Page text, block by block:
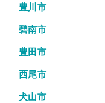
豊川市
碧南市
豊田市
西尾市
犬山市